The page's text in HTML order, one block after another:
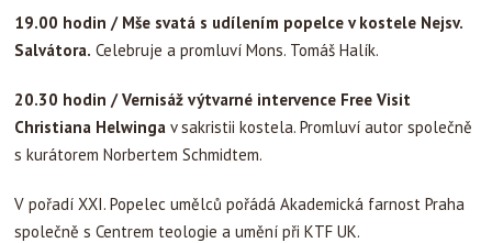
19.00 hodin / Mše svatá s udílením popelce v kostele Nejsv.
Salvátora. Celebruje a promluví Mons. Tomáš Halík.
20.30 hodin / Vernisáž výtvarné intervence Free Visit
Christiana Helwinga v sakristii kostela. Promluví autor společně
s kurátorem Norbertem Schmidtem.
V pořadí XXI. Popelec umělců pořádá Akademická farnost Praha
společně s Centrem teologie a umění při KTF UK.